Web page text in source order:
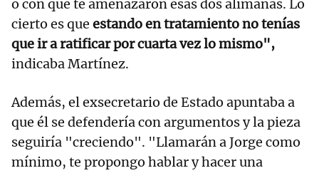
o con qué te amenazaron esas dos alimañas. Lo
cierto es que estando en tratamiento no tenías
que ir a ratificar por cuarta vez lo mismo",
indicaba Martínez.
Además, el exsecretario de Estado apuntaba a
que él se defendería con argumentos y la pieza
seguiría "creciendo". "Llamarán a Jorge como
mínimo, te propongo hablar y hacer una